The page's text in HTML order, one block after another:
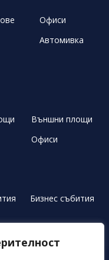
Офиси
Автомивка
Външни площи
Офиси
Бизнес събития